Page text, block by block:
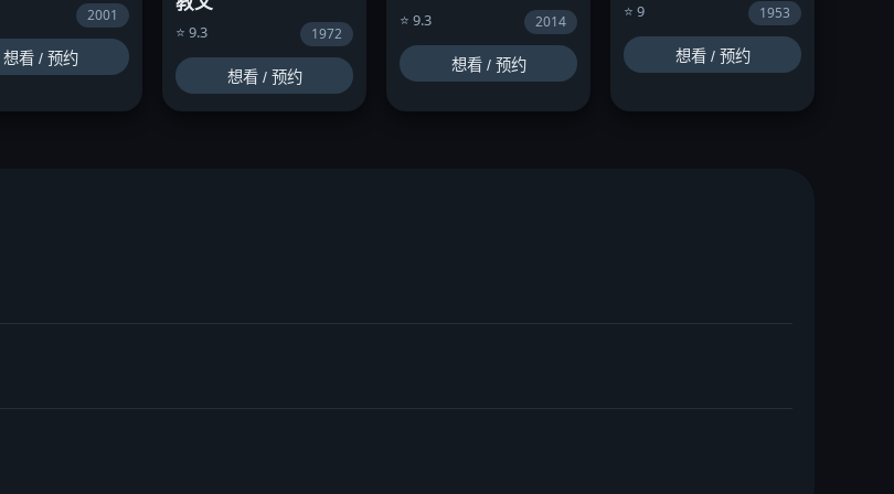
2001
想看 / 预约
⭐ 9.3 1972
想看 / 预约
⭐ 9.3 2014
想看 / 预约
⭐ 9 1953
想看 / 预约